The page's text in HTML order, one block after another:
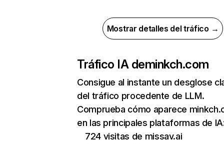
Mostrar detalles del tráfico →
Tráfico IA deminkch.com
Consigue al instante un desglose
del tráfico procedente de LLM.
Comprueba cómo aparece
en las principales plataformas de
724 visitas de missav.ai